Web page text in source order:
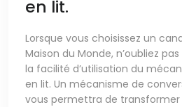
en lit.
Lorsque vous choisissez un
Maison du Monde, n’oubliez
la facilité d’utilisation du
en lit. Un mécanisme de
vous permettra de